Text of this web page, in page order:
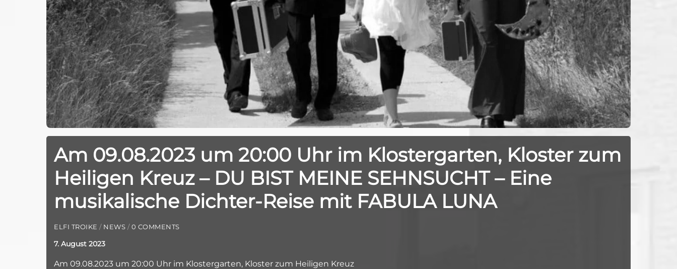
Am 09.08.2023 um 20:00 Uhr im Klostergarten, Kloster zum
Heiligen Kreuz – DU BIST MEINE SEHNSUCHT – Eine
musikalische Dichter-Reise mit FABULA LUNA
ELFI TROIKE / NEWS / 0 COMMENTS
7. August 2023
Am 09.08.2023 um 20:00 Uhr im Klostergarten, Kloster zum Heiligen Kreuz